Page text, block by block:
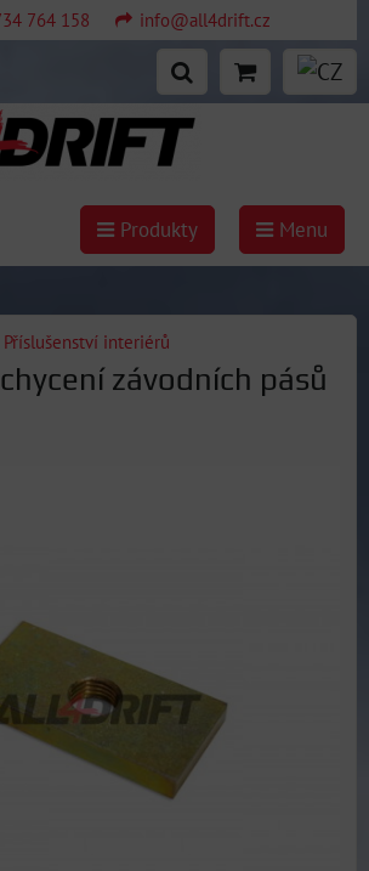
764 158 info@all4drift.cz
Produkty Menu
Příslušenství interiérů
závodních pásů